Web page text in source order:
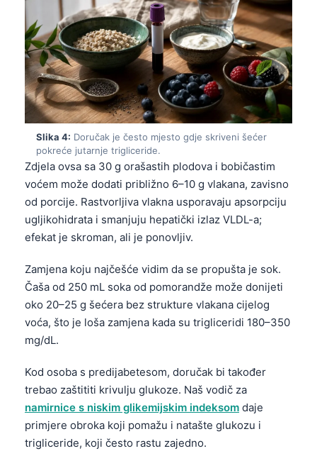
Slika 4: Doručak je često mjesto gdje skriveni šećer
pokreće jutarnje trigliceride.
Zdjela ovsa sa 30 g orašastih plodova i bobičastim
voćem može dodati približno 6–10 g vlakana, zavisno
od porcije. Rastvorljiva vlakna usporavaju apsorpciju
ugljikohidrata i smanjuju hepatički izlaz VLDL-a;
efekat je skroman, ali je ponovljiv.
Zamjena koju najčešće vidim da se propušta je sok.
Čaša od 250 mL soka od pomorandže može donijeti
oko 20–25 g šećera bez strukture vlakana cijelog
voća, što je loša zamjena kada su trigliceridi 180–350
mg/dL.
Kod osoba s predijabetesom, doručak bi također
trebao zaštititi krivulju glukoze. Naš vodič za
namirnice s niskim glikemijskim indeksom daje
primjere obroka koji pomažu i natašte glukozu i
trigliceride, koji često rastu zajedno.